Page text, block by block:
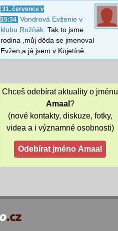
31. července v
15:34 Vondrová Evženie v
klubu Rožňák: Tak to jsme
rodina ,můj děda se jmenoval
Evžen,a já jsem v Kojetíně…
Chceš odebírat aktuality o jménu
Amaal ?
(nové kontakty, diskuze, fotky,
videa a i významné osobnosti)